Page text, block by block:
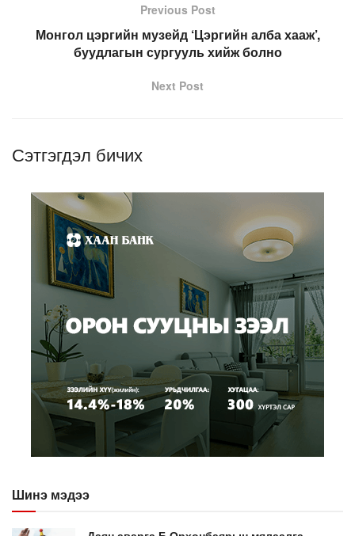
Previous Post
Монгол цэргийн музейд ‘Цэргийн алба хааж’,
буудлагын сургууль хийж болно
Next Post
Сэтгэгдэл бичих
Шинэ мэдээ